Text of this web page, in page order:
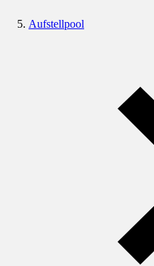
Aufstellpool